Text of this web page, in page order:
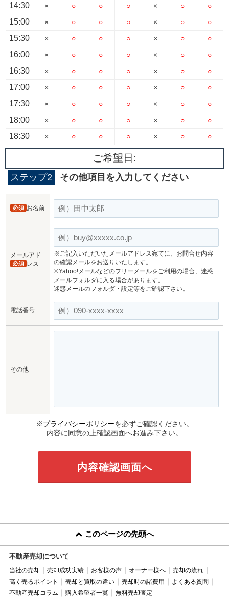
14:30
15:00
15:30
16:00
16:30
17:00
17:30
18:00
18:30
×
×
×
×
×
×
×
×
×
○
○
○
○
○
○
○
○
○
○
○
○
○
○
○
○
○
○
○
○
○
○
○
○
○
○
○
×
×
×
×
×
×
×
×
×
○
○
○
○
○
○
○
○
○
○
○
○
○
○
○
○
○
○
ご希望日:
ステップ2 その他項目を入力してください
お名前
必須
メールアド
レス
必須
※ご記入いただいたメールアドレス宛てに、お問合せ内容
の確認メールをお送りいたします。
※Yahoo!メールなどのフリーメールをご利用の場合、迷惑
メールフォルダに入る場合があります。
迷惑メールのフォルダ・設定等をご確認下さい。
電話番号
その他
※プライバシーポリシーを必ずご確認ください。
内容に同意の上確認画面へお進み下さい。
このページの先頭へ
不動産売却について
当社の売却 売却成功実績 お客様の声 オーナー様へ
売却の流れ
高く売るポイント
売却と買取の違い 売却時の諸費用
よくある質問
不動産売却コラム
購入希望者一覧 無料売却査定